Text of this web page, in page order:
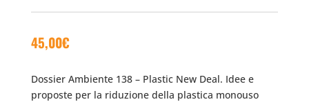
45,00€
Dossier Ambiente 138 – Plastic New Deal. Idee e
proposte per la riduzione della plastica monouso